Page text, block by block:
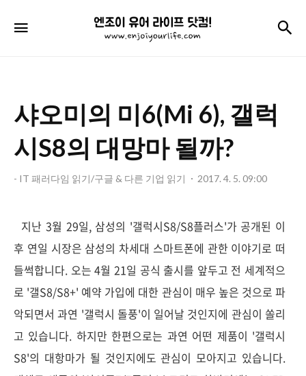
엔
조
어
라
이
프
컴!
샤오미의 미6(Mi 6), 갤럭
시S8의 대망마 될까?
- IT 패러다임 읽기/구글 & 다른 기업 읽기 2017. 4. 5. 09:00
지난 3월 29일, 삼성의 '갤럭시S8/S8플러스'가 공개된 이
후 연일 시장은 삼성의 차세대 스마트폰에 관한 이야기로 떠
들썩합니다. 오는 4월 21일 공식 출시를 앞두고 전 세계적으
로 '갤S8/S8+' 예약 가입에 대한 관심이 매우 높은 것으로 파
악되면서 과연 '갤럭시 돌풍'이 일어날 것인지에 관심이 쏠리
고 있습니다. 하지만 한편으로는 과연 어떤 제품이 '갤럭시
S8'의 대항마가 될 것인지에도 관심이 모아지고 있습니다.